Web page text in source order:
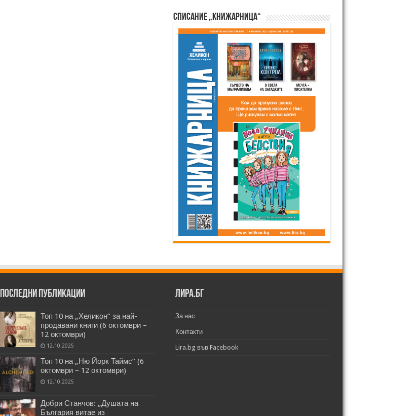
Списание „Книжарница“
Последни публикации
Топ 10 на „Хеликон” за най-
продавани книги (6 октомври –
12 октомври)
12.10.2025
Топ 10 на „Ню Йорк Таймс” (6
октомври – 12 октомври)
12.10.2025
Добри Станчов: „Душата на
България витае из
Лира.бг
За нас
Контакти
Lira.bg във Facebook